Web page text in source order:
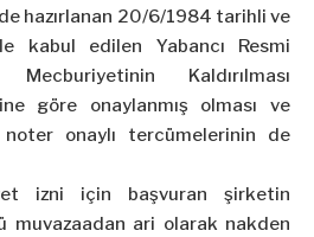
hazırlanan 20/6/1984 tarihli ve
kabul edilen Yabancı Resmi
Kaldırılması
göre onaylanmış olması ve
onaylı tercümelerinin de
izni için başvuran şirketin
muvazaadan ari olarak nakden